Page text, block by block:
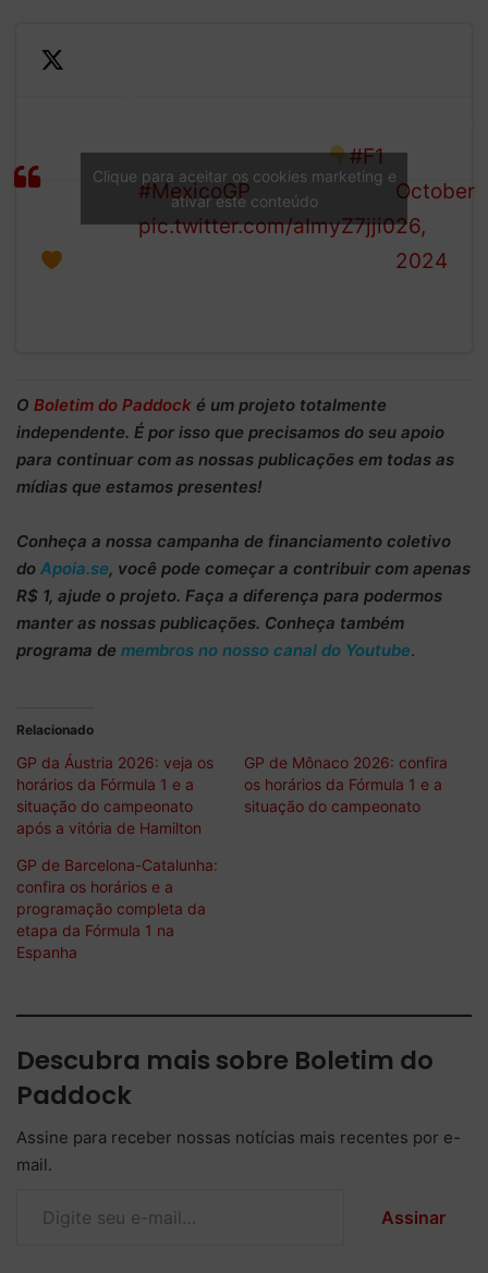
from
those in
Papaya
FP3 in Mexico City
#F1
#MexicoGP
pic.twitter.com/aImyZ7jji0
1 (@F1)
October
26,
2024
Clique para aceitar os cookies marketing e
ativar este conteúdo
O Boletim do Paddock é um projeto totalmente
independente. É por isso que precisamos do seu apoio
para continuar com as nossas publicações em todas as
mídias que estamos presentes!
Conheça a nossa campanha de financiamento coletivo
do Apoia.se, você pode começar a contribuir com apenas
R$ 1, ajude o projeto. Faça a diferença para podermos
manter as nossas publicações. Conheça também
programa de membros no nosso canal do Youtube.
Relacionado
GP da Áustria 2026: veja os
horários da Fórmula 1 e a
situação do campeonato
após a vitória de Hamilton
GP de Mônaco 2026: confira
os horários da Fórmula 1 e a
situação do campeonato
GP de Barcelona-Catalunha:
confira os horários e a
programação completa da
etapa da Fórmula 1 na
Espanha
Descubra mais sobre Boletim do
Paddock
Assine para receber nossas notícias mais recentes por e-
mail.
Assinar